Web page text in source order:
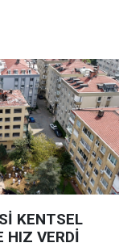
KENTSEL
HIZ VERDİ